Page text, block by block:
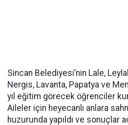
Sincan Belediyesi’nin Lale,
Nergis, Lavanta, Papatya ve
yıl eğitim görecek öğrenciler
Aileler için heyecanlı anlara
huzurunda yapıldı ve sonuçlar